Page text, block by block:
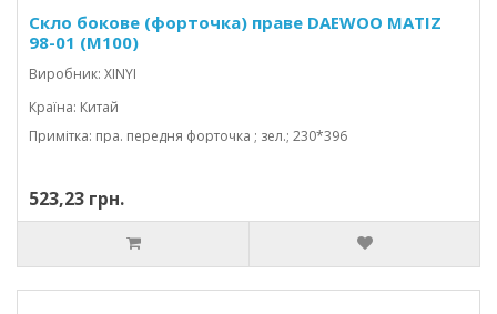
Скло бокове (форточка) праве DAEWOO MATIZ
98-01 (M100)
Виробник: XINYI
Країна: Китай
Примітка: пра. передня форточка ; зел.; 230*396
523,23 грн.